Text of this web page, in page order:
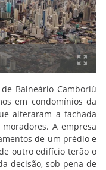
Balneário Camboriú
em condomínios da
alteraram a fachada
A empresa
de um prédio e
outro edifício terão o
decisão, sob pena de